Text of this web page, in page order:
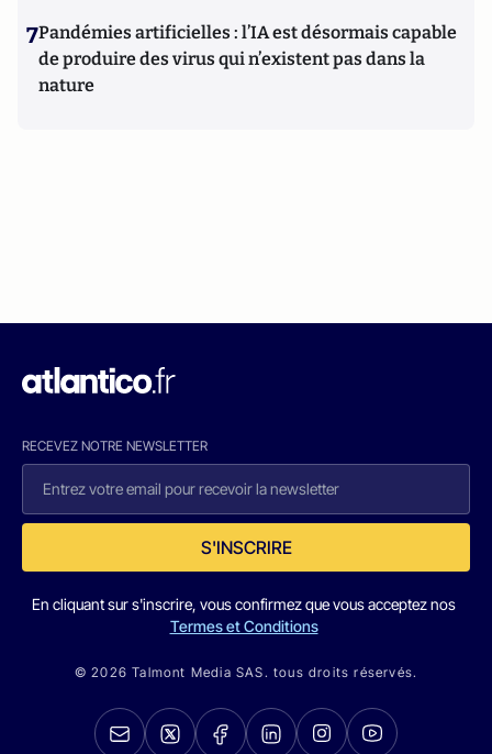
7Pandémies artificielles : l’IA est désormais capable
de produire des virus qui n’existent pas dans la
nature
RECEVEZ NOTRE NEWSLETTER
S'INSCRIRE
En cliquant sur s'inscrire, vous confirmez que vous acceptez nos
Termes et Conditions
© 2026 Talmont Media SAS. tous droits réservés.